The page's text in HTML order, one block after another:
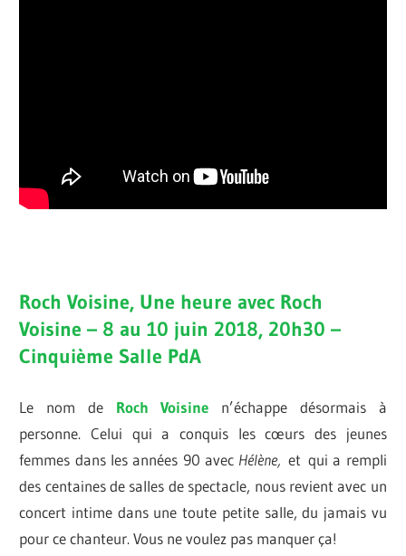
Roch Voisine, Une heure avec Roch
Voisine – 8 au 10 juin 2018, 20h30 –
Cinquième Salle PdA
Le nom de Roch Voisine n’échappe désormais à
personne. Celui qui a conquis les cœurs des jeunes
femmes dans les années 90 avec Hélène, et qui a rempli
des centaines de salles de spectacle, nous revient avec un
concert intime dans une toute petite salle, du jamais vu
pour ce chanteur. Vous ne voulez pas manquer ça!